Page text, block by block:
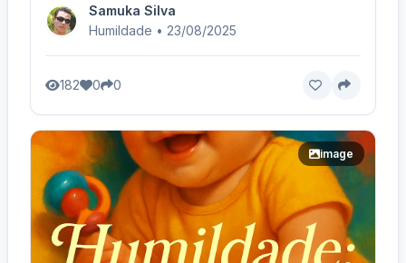
Samuka Silva
Humildade • 23/08/2025
182 0 0
image